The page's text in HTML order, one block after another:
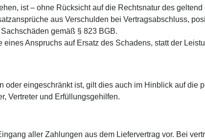
ist – ohne Rücksicht auf die Rechtsnatur des geltend
aus Verschulden bei Vertragsabschluss,
gemäß § 823 BGB.
Anspruchs auf Ersatz des Schadens, statt der
eingeschränkt ist, gilt dies auch im Hinblick auf die
Vertreter und Erfüllungsgehilfen.
aller Zahlungen aus dem Liefervertrag vor. Bei